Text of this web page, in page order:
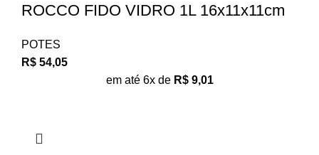
ROCCO FIDO VIDRO 1L 16x11x11cm
POTES
R$ 54,05
em até 6x de R$9,01